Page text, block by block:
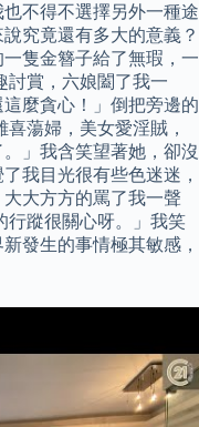
不得不選擇另外一種途
究竟還有多大的意義？
隻金簪子給了無瑕，一
討賞，六娘闔了我一
麼貪心！」倒把旁邊的
蕩婦，美女愛淫賊，
」我含笑望著她，卻沒
我目光很有些色迷迷，
大方方的罵了我一聲
行蹤很關心呀。」我笑
發生的事情極其敏感，